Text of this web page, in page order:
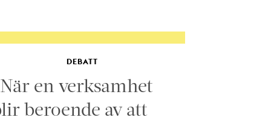
DEBATT
en verksamhet
beroende av att